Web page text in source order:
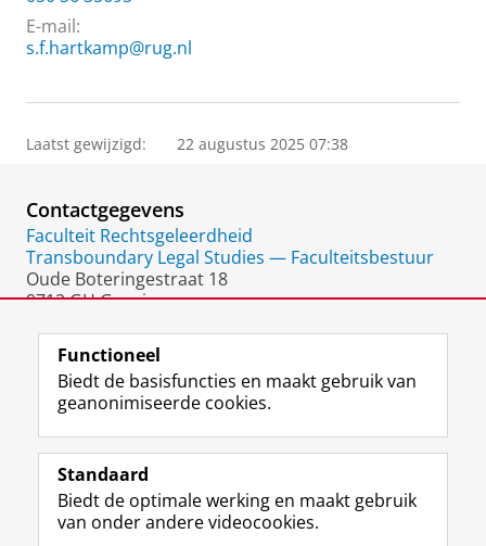
E-mail:
s.f.hartkamp@rug.nl
Laatst gewijzigd: 22 augustus 2025 07:38
Contactgegevens
Faculteit Rechtsgeleerdheid
Transboundary Legal Studies — Faculteitsbestuur
Oude Boteringestraat 18
9712 GH Groningen
Volg de RUG
F
a
e
b
L
i
k
e
R
S
-
f
I
n
t
Y
o
T
Studiekiezers
Functioneel
Biedt de basisfuncties en maakt gebruik van
geanonimiseerde cookies.
Standaard
Biedt de optimale werking en maakt gebruik
van onder andere videocookies.